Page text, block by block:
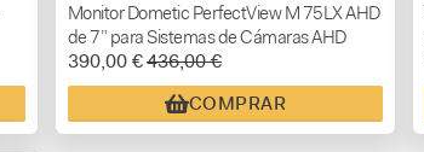
Monitor Dometic PerfectView M 75LX AHD
de 7” para Sistemas de Cámaras AHD
390,00 €436,00 €
COMPRAR